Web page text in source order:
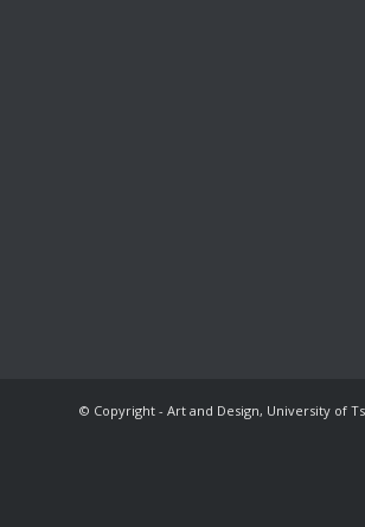
© Copyright - Art and Design, University of